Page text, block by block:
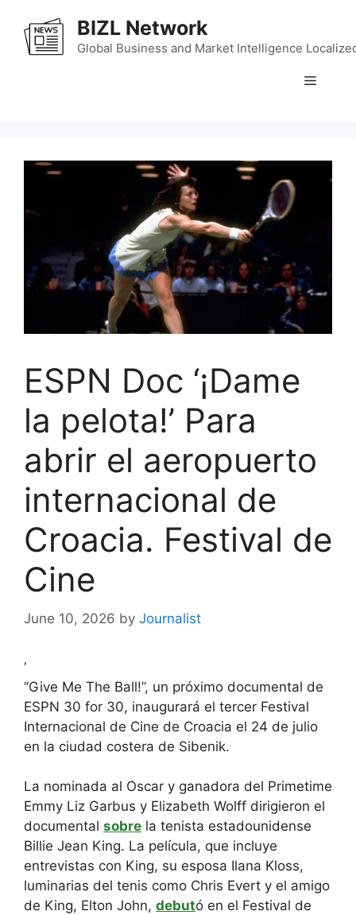
content
BIZL Network
Global Business and Market Intelligence
Menu
ESPN Doc ‘¡Dame
la pelota!’ Para
abrir el aeropuerto
internacional de
Croacia. Festival de
Cine
June 10, 2026 by Journalist
‘
“Give Me The Ball!”, un próximo documental de
ESPN 30 for 30, inaugurará el tercer Festival
Internacional de Cine de Croacia el 24 de julio
en la ciudad costera de Sibenik.
La nominada al Oscar y ganadora del Primetime
Emmy Liz Garbus y Elizabeth Wolff dirigieron el
documental sobre la tenista estadounidense
Billie Jean King. La película, que incluye
entrevistas con King, su esposa Ilana Kloss,
luminarias del tenis como Chris Evert y el amigo
de King, Elton John, debutó en el Festival de